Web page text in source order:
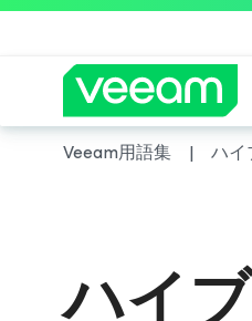
Veeam用語集 ハイ
ハイ